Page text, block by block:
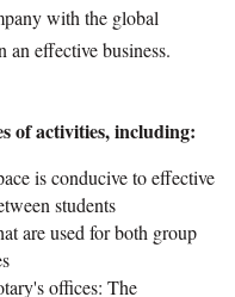
with the global
an effective business.
of activities, including:
is conducive to effective
students
are used for both group
offices: The